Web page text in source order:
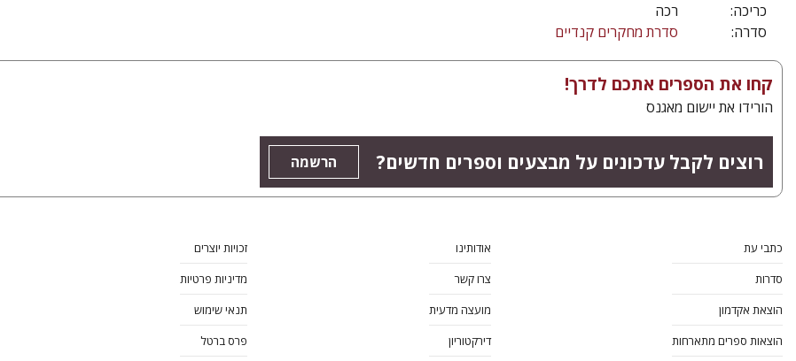
כריכה:
רכה
סדרה:
סדרת מחקרים קנדיים
קחו את הספרים אתכם לדרך!
הורידו את יישום מאגנס
רוצים לקבל עדכונים על מבצעים וספרים חדשים? הרשמה
כתבי עת
סדרות
הוצאת אקדמון
הוצאות ספרים מתארחות
אודותינו
צרו קשר
מועצה מדעית
דירקטוריון
זכויות יוצרים
מדיניות פרטיות
תנאי שימוש
פרס ברטל